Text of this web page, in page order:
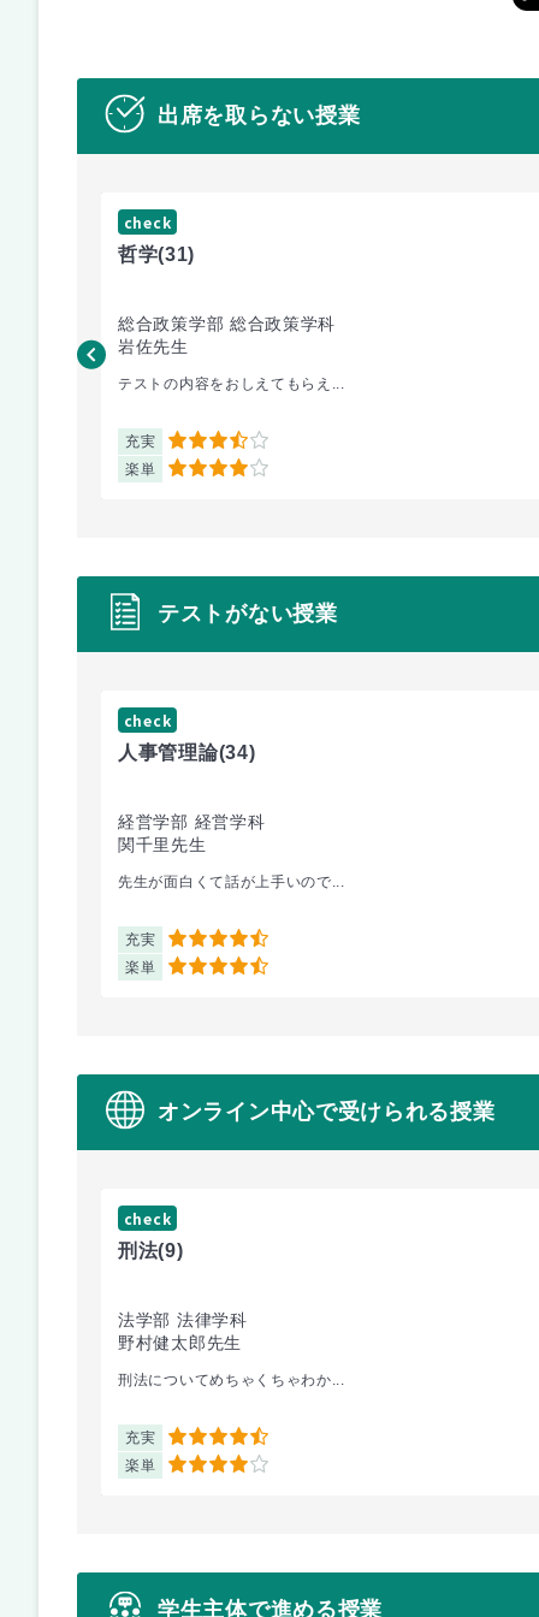
出席を取らない授業
check
哲学(31)
総合政策学部 総合政策学科
岩佐先生
テストの内容をおしえてもらえ...
充実 3.5
楽単 4
テストがない授業
check
人事管理論(34)
経営学部 経営学科
関千里先生
先生が面白くて話が上手いので...
充実 4.5
楽単 4.5
オンライン中心で受けられる授業
check
刑法(9)
法学部 法律学科
野村健太郎先生
刑法についてめちゃくちゃわか...
充実 4.5
楽単 4
学生主体で進める授業